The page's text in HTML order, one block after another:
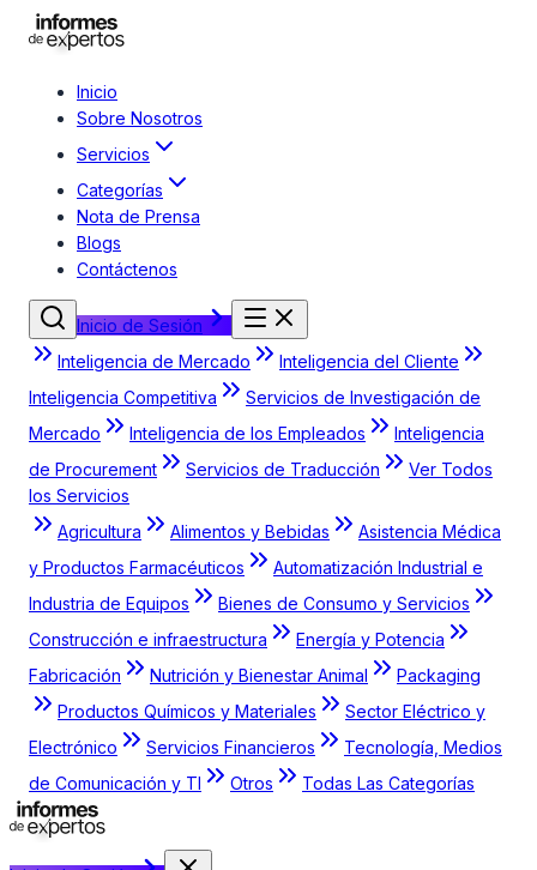
Inicio
Sobre Nosotros
Servicios
Categorías
Nota de Prensa
Blogs
Contáctenos
Inicio de Sesión
Inteligencia de Mercado
Inteligencia del Cliente
Inteligencia Competitiva
Servicios de Investigación de
Mercado
Inteligencia de los Empleados
Inteligencia
de Procurement
Servicios de Traducción
Ver Todos
los Servicios
Agricultura
Alimentos y Bebidas
Asistencia Médica
y Productos Farmacéuticos
Automatización Industrial e
Industria de Equipos
Bienes de Consumo y Servicios
Construcción e infraestructura
Energía y Potencia
Fabricación
Nutrición y Bienestar Animal
Packaging
Productos Químicos y Materiales
Sector Eléctrico y
Electrónico
Servicios Financieros
Tecnología, Medios
de Comunicación y TI
Otros Todas Las Categorías